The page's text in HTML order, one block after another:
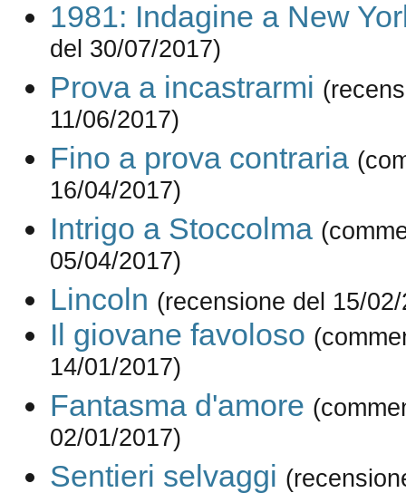
1981: Indagine a New
del 30/07/2017)
Prova a incastrarmi
11/06/2017)
Fino a prova contraria
16/04/2017)
Intrigo a Stoccolma
05/04/2017)
Lincoln (recensione del 15/
Il giovane favoloso
14/01/2017)
Fantasma d'amore
02/01/2017)
Sentieri selvaggi